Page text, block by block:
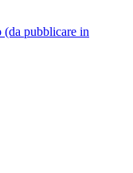
pubblicare in